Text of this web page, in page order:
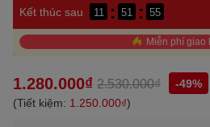
Kết thúc sau
11 : 51 : 55
Miễn phí giao
1.280.000₫ 2.530.000₫
-49%
(Tiết kiệm: 1.250.000₫)